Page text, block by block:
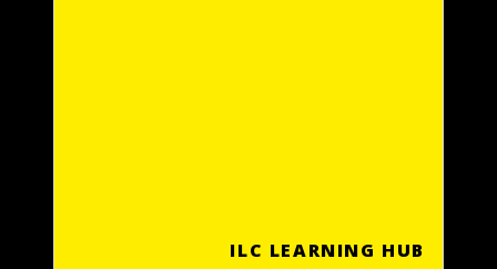
ILC LEARNING HUB